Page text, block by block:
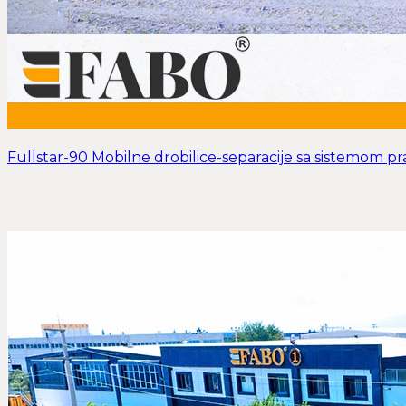
Fullstar-90 Mobilne drobilice-separacije sa sistemom